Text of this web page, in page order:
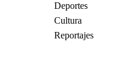
Deportes
Cultura
Reportajes